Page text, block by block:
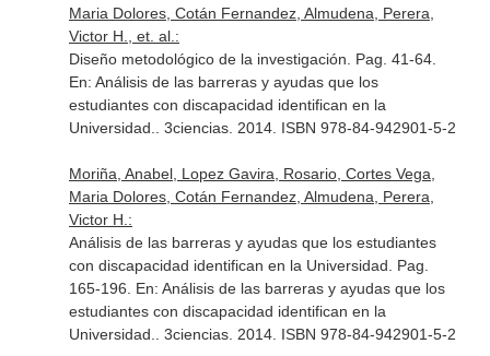
Maria Dolores, Cotán Fernandez, Almudena, Perera,
Victor H., et. al.:
Diseño metodológico de la investigación. Pag. 41-64.
En: Análisis de las barreras y ayudas que los
estudiantes con discapacidad identifican en la
Universidad.
. 3ciencias. 2014. ISBN 978-84-942901-5-2
Moriña, Anabel, Lopez Gavira, Rosario, Cortes Vega,
Maria Dolores, Cotán Fernandez, Almudena, Perera,
Victor H.:
Análisis de las barreras y ayudas que los estudiantes
con discapacidad identifican en la Universidad. Pag.
165-196. En: Análisis de las barreras y ayudas que los
estudiantes con discapacidad identifican en la
Universidad.
. 3ciencias. 2014. ISBN 978-84-942901-5-2